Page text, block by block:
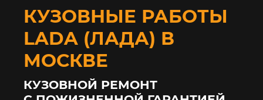
КУЗОВНЫЕ РАБОТЫ
LADA (ЛАДА) В
МОСКВЕ
КУЗОВНОЙ РЕМОНТ